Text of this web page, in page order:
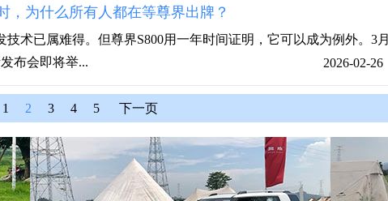
，为什么所有人都在等尊界出牌？
术已属难得。但尊界S800用一年时间证明，它可以成为例外。3月
布会即将举...
2026-02-26
1 2 3 4 5 下一页